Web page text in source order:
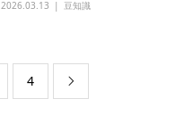
2026.03.13 豆知識
4 